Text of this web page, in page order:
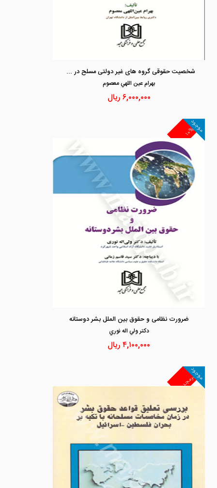
شخصیت حقوقی گروه های غیر دولتی مسلح در حقوق بین الملل
بهرام عين اللهي معصوم
۶,۰۰۰,۰۰۰ریال
۱۰%
موجود
ضرورت نظامی و حقوق بین الملل بشر دوستانه
دكتر ولي اله نوري
۴,۱۰۰,۰۰۰ریال
غیرمجد
موجود